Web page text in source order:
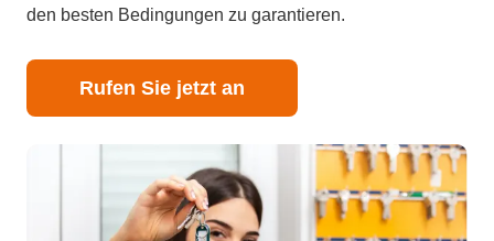
den besten Bedingungen zu garantieren.
Rufen Sie jetzt an